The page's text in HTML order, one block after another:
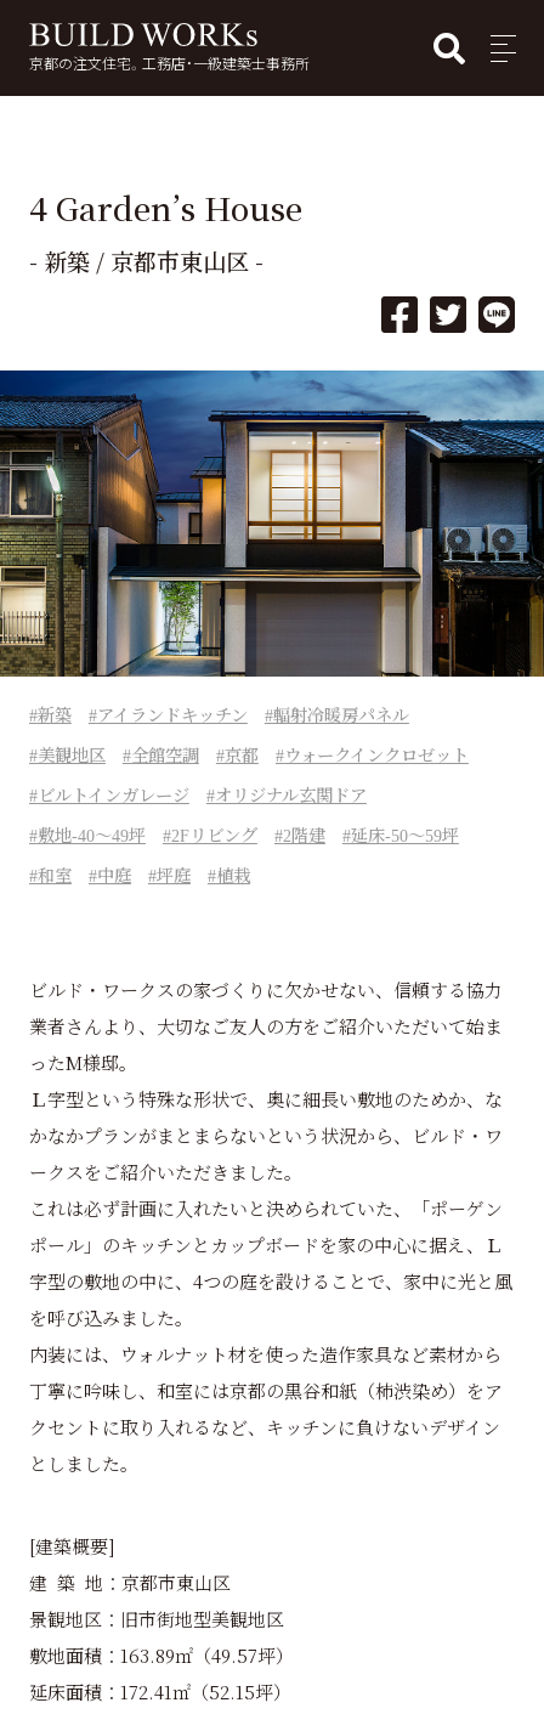
京都の注文住宅。工務店・一級建築士事務所 MENU
4 Garden’s House
- 新築 / 京都市東山区 -
新築 アイランドキッチン 輻射冷暖房パネル
美観地区 全館空調 京都 ウォークインクロゼット
ビルトインガレージ オリジナル玄関ドア
敷地-40～49坪 2Fリビング 2階建 延床-50～59坪
和室 中庭 坪庭 植栽
ビルド・ワークスの家づくりに欠かせない、信頼する協力
業者さんより、大切なご友人の方をご紹介いただいて始ま
ったM様邸。
Ｌ字型という特殊な形状で、奥に細長い敷地のためか、な
かなかプランがまとまらないという状況から、ビルド・ワ
ークスをご紹介いただきました。
これは必ず計画に入れたいと決められていた、「ポーゲン
ポール」のキッチンとカップボードを家の中心に据え、Ｌ
字型の敷地の中に、4つの庭を設けることで、家中に光と風
を呼び込みました。
内装には、ウォルナット材を使った造作家具など素材から
丁寧に吟味し、和室には京都の黒谷和紙（柿渋染め）をア
クセントに取り入れるなど、キッチンに負けないデザイン
としました。
[建築概要]
建 築 地：京都市東山区
景観地区： 旧市街地型美観地区
敷地面積：163.89㎡（49.57坪）
延床面積：172.41㎡（52.15坪）